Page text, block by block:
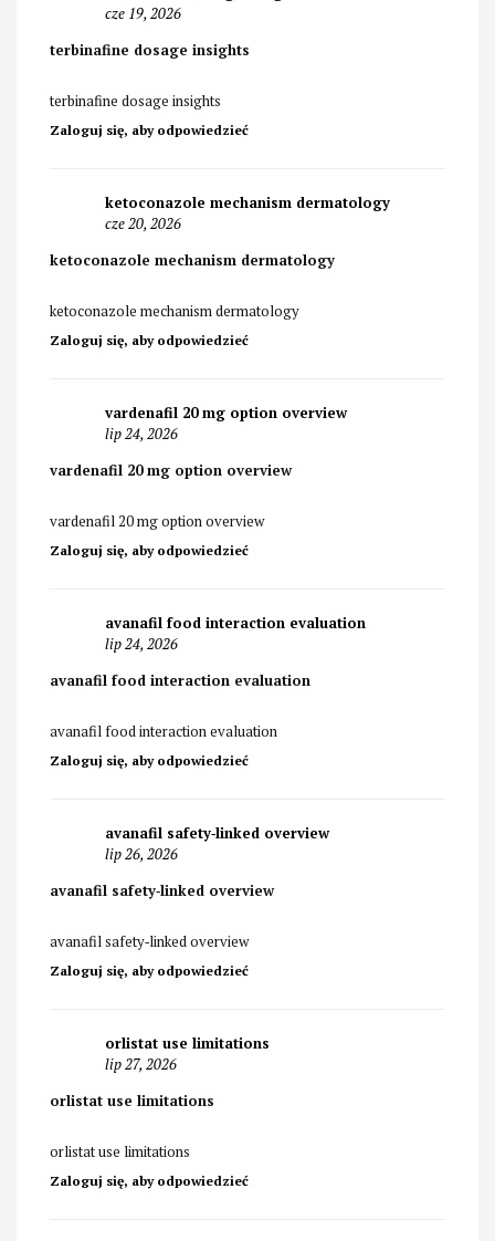
cze 19, 2026
terbinafine dosage insights
terbinafine dosage insights
Zaloguj się, aby odpowiedzieć
ketoconazole mechanism dermatology
cze 20, 2026
ketoconazole mechanism dermatology
ketoconazole mechanism dermatology
Zaloguj się, aby odpowiedzieć
vardenafil 20 mg option overview
lip 24, 2026
vardenafil 20 mg option overview
vardenafil 20 mg option overview
Zaloguj się, aby odpowiedzieć
avanafil food interaction evaluation
lip 24, 2026
avanafil food interaction evaluation
avanafil food interaction evaluation
Zaloguj się, aby odpowiedzieć
avanafil safety‑linked overview
lip 26, 2026
avanafil safety‑linked overview
avanafil safety‑linked overview
Zaloguj się, aby odpowiedzieć
orlistat use limitations
lip 27, 2026
orlistat use limitations
orlistat use limitations
Zaloguj się, aby odpowiedzieć